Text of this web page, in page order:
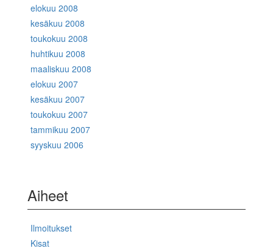
elokuu 2008
kesäkuu 2008
toukokuu 2008
huhtikuu 2008
maaliskuu 2008
elokuu 2007
kesäkuu 2007
toukokuu 2007
tammikuu 2007
syyskuu 2006
Aiheet
Ilmoitukset
Kisat